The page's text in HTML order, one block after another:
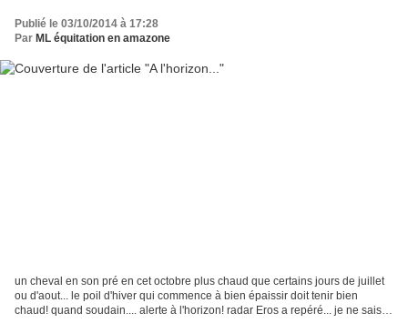
Publié le 03/10/2014 à 17:28
Par ML équitation en amazone
un cheval en son pré en cet octobre plus chaud que certains jours de juillet
ou d'aout... le poil d'hiver qui commence à bien épaissir doit tenir bien
chaud! quand soudain.... alerte à l'horizon! radar Eros a repéré... je ne sais